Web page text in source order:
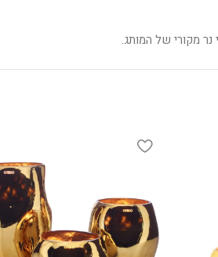
נר מקורי של המותג.